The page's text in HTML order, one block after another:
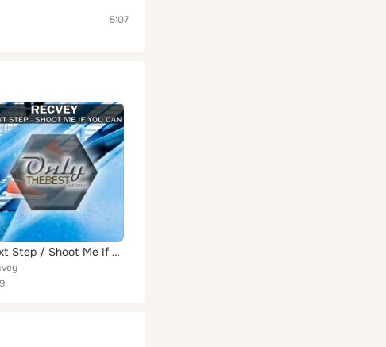
5:07
Next Step / Shoot Me If You Can